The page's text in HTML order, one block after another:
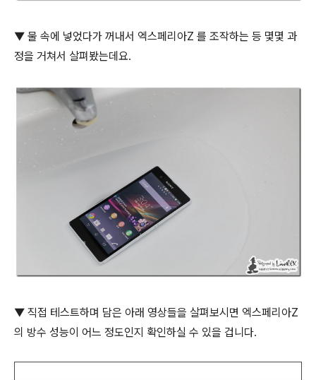
▼ 물 속에 넣었다가 꺼내서 엑스페리아Z 를 조작하는 등 몇몇 과
정을 거쳐서 살펴봤는데요.
▼ 직접 테스트하며 담은 아래 영상들을 살펴보시면 엑스페리아Z
의 방수 성능이 어느 정도인지 확인하실 수 있을 겁니다.